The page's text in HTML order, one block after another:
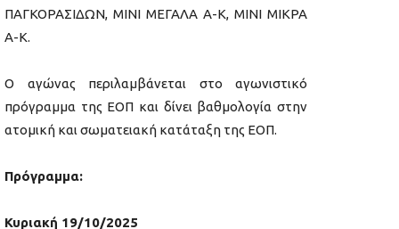
ΠΑΓΚΟΡΑΣΙΔΩΝ, ΜΙΝΙ ΜΕΓΑΛΑ Α-Κ, ΜΙΝΙ ΜΙΚΡΑ
Α-Κ.
Ο αγώνας περιλαμβάνεται στο αγωνιστικό
πρόγραμμα της ΕΟΠ και δίνει βαθμολογία στην
ατομική και σωματειακή κατάταξη της ΕΟΠ.
Πρόγραμμα:
Κυριακή 19/10/2025